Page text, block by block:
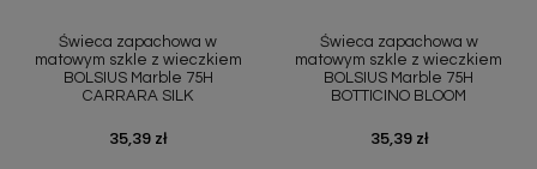
Świeca zapachowa w
matowym szkle z wieczkiem
BOLSIUS Marble 75H
CARRARA SILK
Cena
35,39 zł
Świeca zapachowa w
matowym szkle z wieczkiem
BOLSIUS Marble 75H
BOTTICINO BLOOM
Cena
35,39 zł